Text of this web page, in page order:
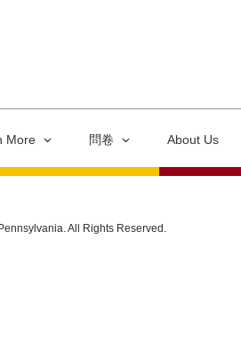
More 問卷 About Us
All Rights Reserved.